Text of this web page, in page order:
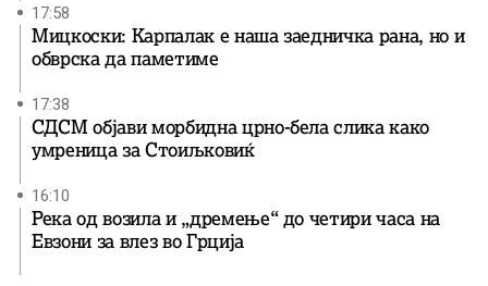
17:58
Мицкоски: Карпалак е наша заедничка рана, но и
обврска да паметиме
17:38
СДСМ објави морбидна црно-бела слика како
умреница за Стоиљковиќ
16:10
Река од возила и „дремење“ до четири часа на
Евзони за влез во Грција